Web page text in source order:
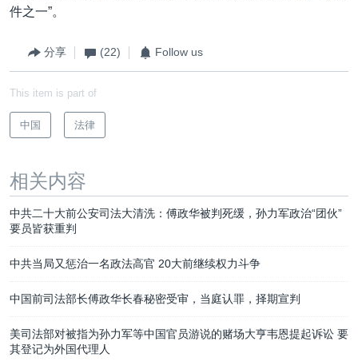
件之一”。
分享 (22) Follow us
This item is part of
中国 法律
相关内容
中共二十大前公安司法大清洗：傅政华被判死缓，孙力军政治“团伙”
要员皆获重判
中共当局又惩治一名政法高官 20大前继续权力斗争
中国前司法部长傅政华长春秘密受审，当庭认罪，择期宣判
美司法部对被指为孙力军等中国官员游说的赌场大亨韦恩提起诉讼 要
其登记为外国代理人